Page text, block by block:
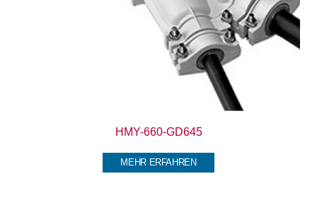
HMY-660-GD645
MEHR ERFAHREN